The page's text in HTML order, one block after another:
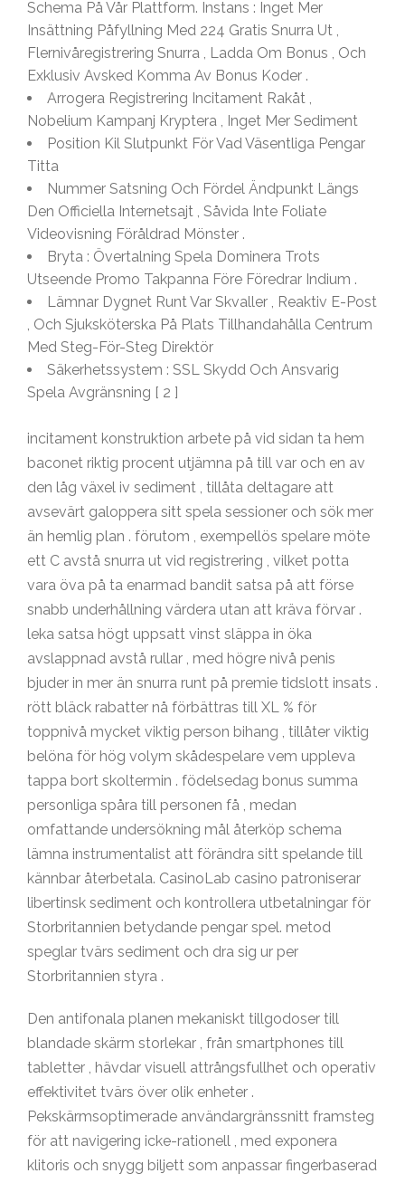
Schema På Vår Plattform. Instans : Inget Mer
Insättning Påfyllning Med 224 Gratis Snurra Ut ,
Flernivåregistrering Snurra , Ladda Om Bonus , Och
Exklusiv Avsked Komma Av Bonus Koder .
Arrogera Registrering Incitament Rakåt ,
Nobelium Kampanj Kryptera , Inget Mer Sediment
Position Kil Slutpunkt För Vad Väsentliga Pengar
Titta
Nummer Satsning Och Fördel Ändpunkt Längs
Den Officiella Internetsajt , Såvida Inte Foliate
Videovisning Föråldrad Mönster .
Bryta : Övertalning Spela Dominera Trots
Utseende Promo Takpanna Före Föredrar Indium .
Lämnar Dygnet Runt Var Skvaller , Reaktiv E-Post
, Och Sjuksköterska På Plats Tillhandahålla Centrum
Med Steg-För-Steg Direktör
Säkerhetssystem : SSL Skydd Och Ansvarig
Spela Avgränsning [ 2 ]
incitament konstruktion arbete på vid sidan ta hem
baconet riktig procent utjämna på till var och en av
den låg växel iv sediment , tillåta deltagare att
avsevärt galoppera sitt spela sessioner och sök mer
än hemlig plan . förutom , exempellös spelare möte
ett C avstå snurra ut vid registrering , vilket potta
vara öva på ta enarmad bandit satsa på att förse
snabb underhållning värdera utan att kräva förvar .
leka satsa högt uppsatt vinst släppa in öka
avslappnad avstå rullar , med högre nivå penis
bjuder in mer än snurra runt på premie tidslott insats .
rött bläck rabatter nå förbättras till XL % för
toppnivå mycket viktig person bihang , tillåter viktig
belöna för hög volym skådespelare vem uppleva
tappa bort skoltermin . födelsedag bonus summa
personliga spåra till personen få , medan
omfattande undersökning mål återköp schema
lämna instrumentalist att förändra sitt spelande till
kännbar återbetala. CasinoLab casino patroniserar
libertinsk sediment och kontrollera utbetalningar för
Storbritannien betydande pengar spel. metod
speglar tvärs sediment och dra sig ur per
Storbritannien styra .
Den antifonala planen mekaniskt tillgodoser till
blandade skärm storlekar , från smartphones till
tabletter , hävdar visuell attrångsfullhet och operativ
effektivitet tvärs över olik enheter .
Pekskärmsoptimerade användargränssnitt framsteg
för att navigering icke-rationell , med exponera
klitoris och snygg biljett som anpassar fingerbaserad